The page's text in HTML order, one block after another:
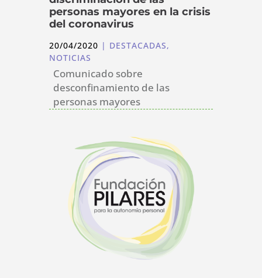
personas mayores en la crisis
del coronavirus
20/04/2020 | DESTACADAS,
NOTICIAS
Comunicado sobre
desconfinamiento de las
personas mayores